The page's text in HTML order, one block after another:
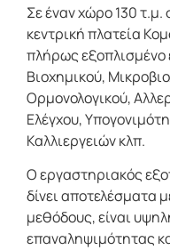
Σε έναν χώρο 130 τ.μ.
κεντρική πλατεία
πλήρως
Βιοχημικού,
Ορμονολογικού,
Ελέγχου,
Καλλιεργειών κλπ.
Ο εργαστηριακός
δίνει αποτελέσματα
μεθόδους, είναι
επαναληψιμότητας